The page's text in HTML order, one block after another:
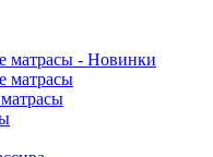
матрасы - Новинки
матрасы